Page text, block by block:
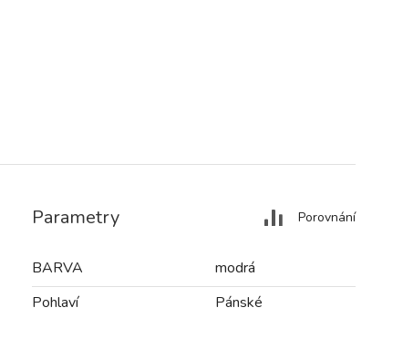
Parametry Porovnání
BARVA
modrá
Pohlaví
Pánské